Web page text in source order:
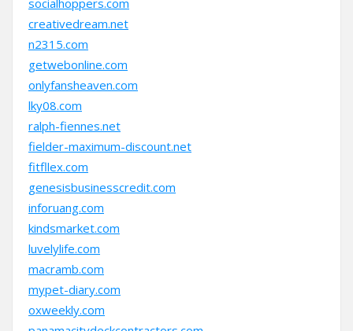
socialhoppers.com
creativedream.net
n2315.com
getwebonline.com
onlyfansheaven.com
lky08.com
ralph-fiennes.net
fielder-maximum-discount.net
fitfllex.com
genesisbusinesscredit.com
inforuang.com
kindsmarket.com
luvelylife.com
macramb.com
mypet-diary.com
oxweekly.com